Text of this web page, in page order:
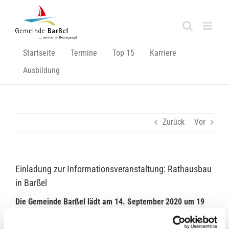
springen
Startseite Termine Top 15
Karriere
Ausbildung
Zurück Vor
Einladung zur Informationsveranstaltung: Rathausbau
in Barßel
Die Gemeinde Barßel lädt am 14. September 2020 um 19
Uhr zum Informationsabend in der Theateraula des
Schulzentrums Barßel (Westmarkstraße 3) ein. Bei der